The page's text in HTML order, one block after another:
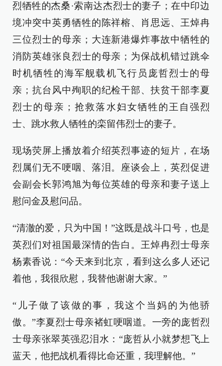
烈牺牲的杰桑·索南达杰烈士的妻子；在中印边
境冲突中英勇牺牲的陈祥榕、肖思远、王焯冉
三位烈士的母亲；大连新港爆炸事故中牺牲的
消防英雄张良烈士的母亲；为保战机错过跳伞
时机牺牲的海军舰载机飞行员庞哲烈士的母
亲；抗台风中殉职的纪检干部、扶贫干部李夏
烈士的母亲；抢救落水妇女牺牲的王自强烈
士、跳水救人牺牲的栾留伟烈士的妻子。
现场荧屏上播放着介绍英烈事迹的短片，在场
烈属们无不哽咽、落泪。座谈会上，英烈促进
会副会长郭鸿旭为每位英雄的母亲和妻子送上
慰问金及慰问品。
“清澈的爱，只为中国！”这既是战斗口号，也是
英烈们对祖国最深情的告白。王焯冉烈士母亲
杨素香说：“今天来到北京，看到这么多人还记
着他，我很欣慰，我替他谢谢大家。”
“儿子做了该做的事，我这个当妈的为他骄
傲。”李夏烈士母亲褚虹哽咽道。一旁的庞哲烈
士母亲张翠英强忍泪水：“庞哲从小就梦想飞上
蓝天，他把战机看得比命还重，我理解他。”